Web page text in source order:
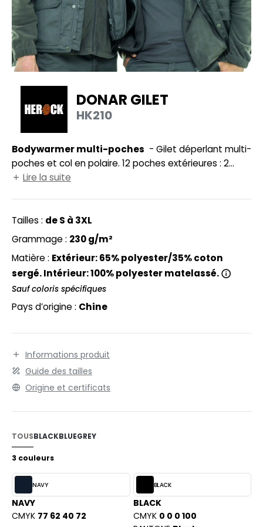
DE SERIE
VISIBILITE
MODULABLES
DE MAISON
IN EUROPE
LABEL / TEAR AWAY
SHOPPING
VETEMENTS
YOUR BRAND
SI ON L'APPELAIT FRANCIS
HALES
ROW
OF THE LOOM
OF THE LOOM VINTAGE
- BLANKS
DONAR GILET
HK210
Bodywarmer multi-poches
poches et col en polaire. 12 poches extérieures : 2
poches plaquées, 2 poches pour les mains, 2 poches
Dos plus long. Accès pour personnalisation. Gamme
Essentials.
Lire la suite
Tailles : de S à 3XL
Grammage : 230 g/m²
Matière : Extérieur: 65% polyester/35% coton
sergé. Intérieur: 100% polyester matelassé.
Sauf coloris spécifiques
Pays d’origine : Chine
Informations produit
Guide des tailles
Origine et certificats
TOUSBLACKBLUEGREY
3 couleurs
NAVY
NAVY
CMYK 77 62 40 72
BLACK
BLACK
CMYK 0 0 0 100